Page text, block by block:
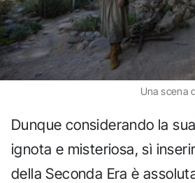
Una scena
Dunque considerando la
ignota e misteriosa, sì
della Seconda Era è